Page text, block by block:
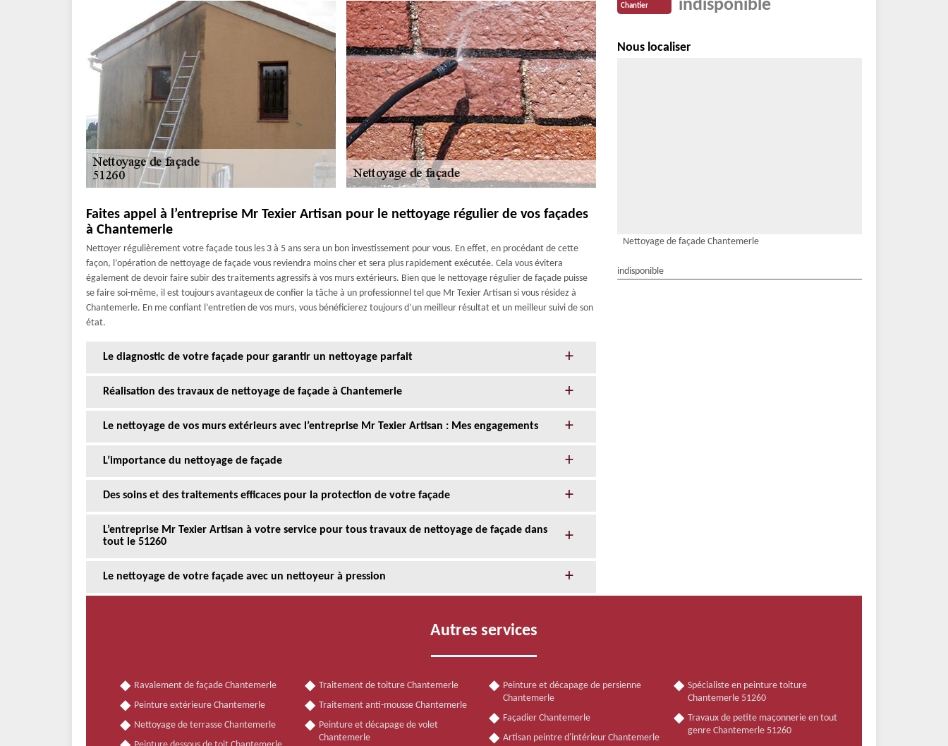
Faites appel à l’entreprise Mr Texier Artisan pour le nettoyage régulier de vos façades
à Chantemerle
Nettoyer régulièrement votre façade tous les 3 à 5 ans sera un bon investissement pour vous. En effet, en procédant de cette
façon, l’opération de nettoyage de façade vous reviendra moins cher et sera plus rapidement exécutée. Cela vous évitera
également de devoir faire subir des traitements agressifs à vos murs extérieurs. Bien que le nettoyage régulier de façade puisse
se faire soi-même, il est toujours avantageux de confier la tâche à un professionnel tel que Mr Texier Artisan si vous résidez à
Chantemerle. En me confiant l’entretien de vos murs, vous bénéficierez toujours d’un meilleur résultat et un meilleur suivi de son
état.
Le diagnostic de votre façade pour garantir un nettoyage parfait
Réalisation des travaux de nettoyage de façade à Chantemerle
Le nettoyage de vos murs extérieurs avec l’entreprise Mr Texier Artisan : Mes engagements
L’importance du nettoyage de façade
Des soins et des traitements efficaces pour la protection de votre façade
L’entreprise Mr Texier Artisan à votre service pour tous travaux de nettoyage de façade dans
tout le 51260
Le nettoyage de votre façade avec un nettoyeur à pression
Chantier indisponible
Nous localiser
Nettoyage de façade Chantemerle
indisponible
Autres services
Ravalement de façade Chantemerle
Peinture extérieure Chantemerle
Nettoyage de terrasse Chantemerle
Traitement de toiture Chantemerle
Traitement anti-mousse Chantemerle
Peinture et décapage de volet
Chantemerle
Peinture et décapage de persienne
Chantemerle
Façadier Chantemerle
Artisan peintre d'intérieur Chantemerle
Spécialiste en peinture toiture
Chantemerle 51260
Travaux de petite maçonnerie en tout
genre Chantemerle 51260